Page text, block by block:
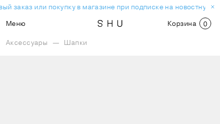
заказ или покупку в магазине при подписке на новостную
Меню
Корзина 0
Аксессуары — Шапки